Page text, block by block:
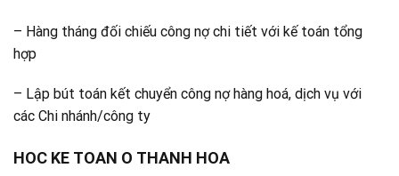
– Hàng tháng đối chiếu công nợ chi tiết với kế toán tổng
hợp
– Lập bút toán kết chuyển công nợ hàng hoá, dịch vụ với
các Chi nhánh/công ty
HOC KE TOAN O THANH HOA